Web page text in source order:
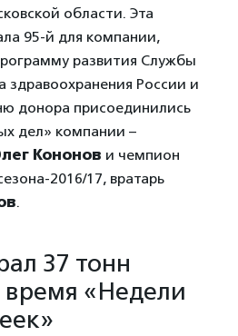
области. Эта
95-й для компании,
развития Службы
здравоохранения России и
донора присоединились
дел» компании –
Кононов и чемпион
2016/17, вратарь
.
37 тонн
время «Недели